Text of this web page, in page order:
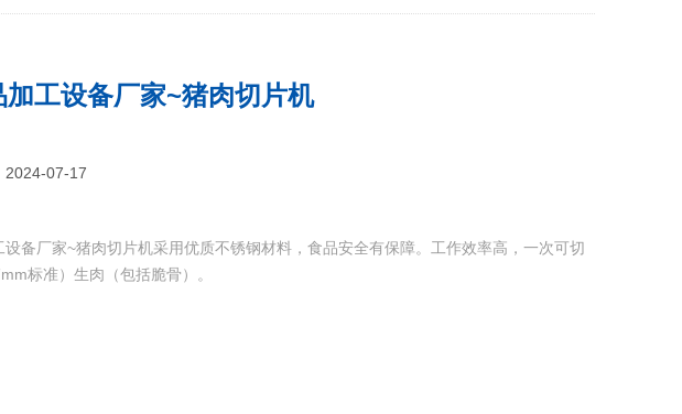
加工设备厂家~猪肉切片机
2024-07-17
设备厂家~猪肉切片机采用优质不锈钢材料，食品安全有保障。工作效率高，一次可切
标准）生肉（包括脆骨）。